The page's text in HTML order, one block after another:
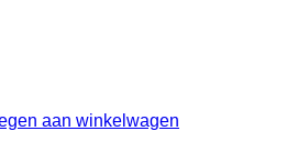
aan winkelwagen